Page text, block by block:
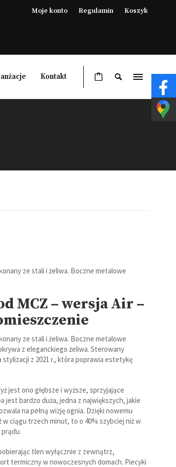
Moje konto Regulamin Koszyk
kwarcowe
Kontakt
ze stali i żeliwa. Boczne metalowe
MCZ – wersja Air –
ze stali i żeliwa. Boczne metalowe
z eleganckiego żeliwa. Sterowany
z 2021 r., która poprawia estetykę
jest ono głębsze i wyższe, sprzyjające
jest bardzo duża, jedna z największych, jakie
na pełną wizję ognia. Dzięki nowemu
w ciągu trzech minut, to o 40% szybciej niż w
tlen wyłącznie z zewnątrz,
termiczny w nowoczesnych domach. Piecyki